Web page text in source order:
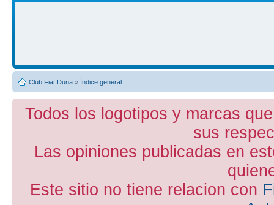
Club Fiat Duna » Índice general
Todos los logotipos y marcas
sus
Las opiniones publicadas en
Este sitio no tiene relacion con